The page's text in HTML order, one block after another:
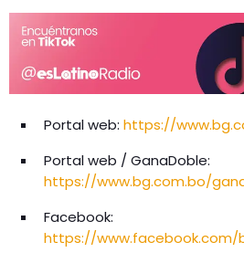
Portal web: https://
Portal web / GanaDoble:
https://www.bg.com.bo/
Facebook:
https://www.facebook.com/